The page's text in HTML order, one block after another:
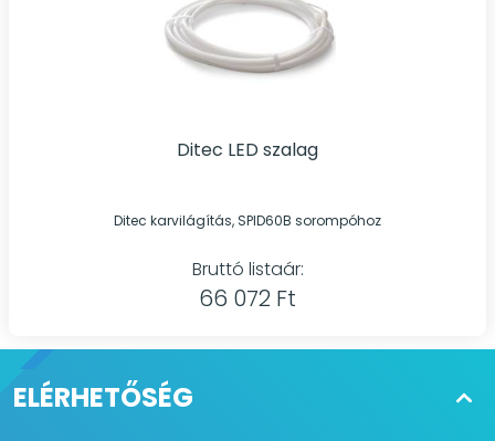
Ditec LED szalag
Ditec karvilágítás, SPID60B sorompóhoz
Bruttó listaár:
66 072 Ft
ELÉRHETŐSÉG